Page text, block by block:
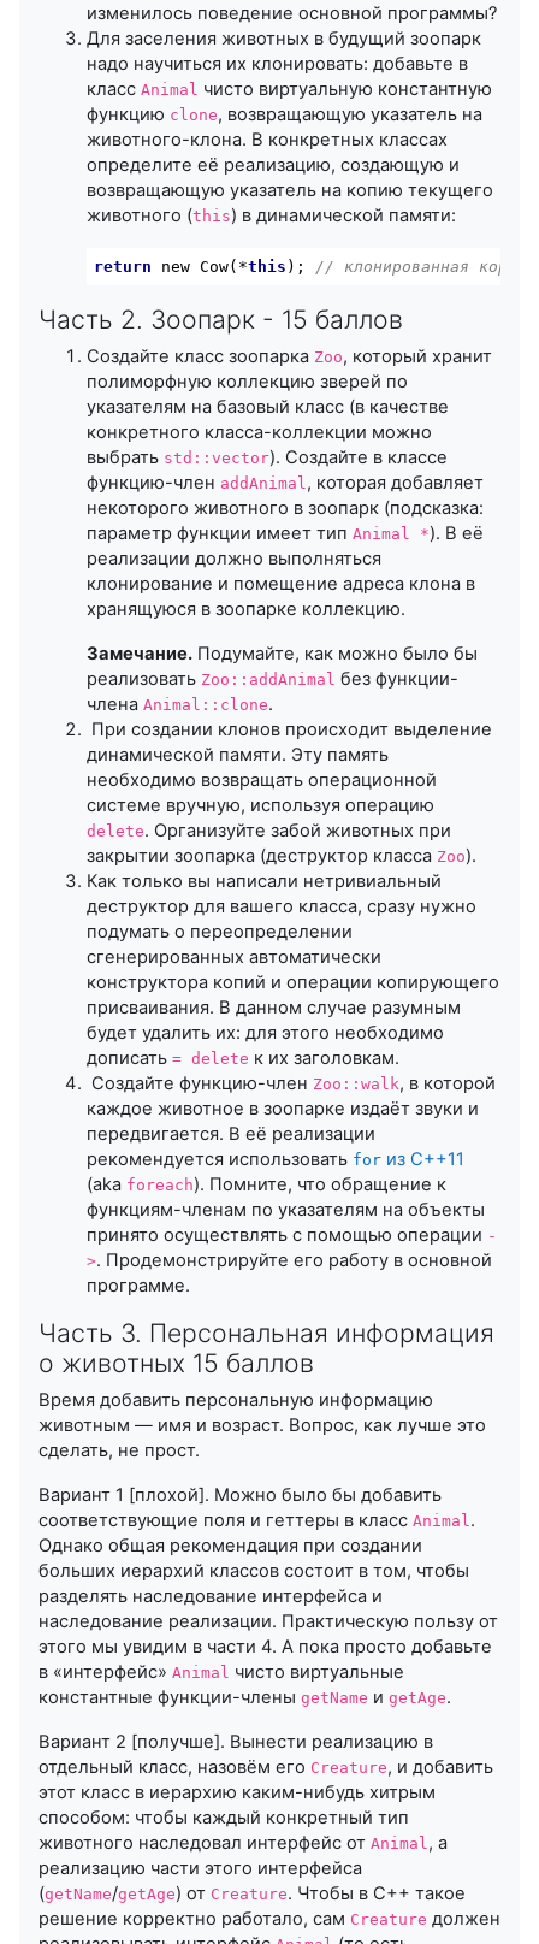
изменилось поведение основной программы?
Для заселения животных в будущий зоопарк
надо научиться их клонировать: добавьте в
класс Animal чисто виртуальную константную
функцию clone, возвращающую указатель на
животного-клона. В конкретных классах
определите её реализацию, создающую и
возвращающую указатель на копию текущего
животного (this) в динамической памяти:
return new Cow(*this ); // клонированная корова
Часть 2. Зоопарк - 15 баллов
Создайте класс зоопарка Zoo, который хранит
полиморфную коллекцию зверей по
указателям на базовый класс (в качестве
конкретного класса-коллекции можно
выбрать std::vector). Создайте в классе
функцию-член addAnimal, которая добавляет
некоторого животного в зоопарк (подсказка:
параметр функции имеет тип Animal *). В её
реализации должно выполняться
клонирование и помещение адреса клона в
хранящуюся в зоопарке коллекцию.
Замечание. Подумайте, как можно было бы
реализовать Zoo::addAnimal без функции-
члена Animal::clone.
При создании клонов происходит выделение
динамической памяти. Эту память
необходимо возвращать операционной
системе вручную, используя операцию
delete. Организуйте забой животных при
закрытии зоопарка (деструктор класса Zoo).
Как только вы написали нетривиальный
деструктор для вашего класса, сразу нужно
подумать о переопределении
сгенерированных автоматически
конструктора копий и операции копирующего
присваивания. В данном случае разумным
будет удалить их: для этого необходимо
дописать = delete к их заголовкам.
Создайте функцию-член Zoo::walk, в которой
каждое животное в зоопарке издаёт звуки и
передвигается. В её реализации
рекомендуется использовать for из C++11
(aka foreach). Помните, что обращение к
функциям-членам по указателям на объекты
принято осуществлять с помощью операции -
>. Продемонстрируйте его работу в основной
программе.
Часть 3. Персональная информация
о животных 15 баллов
Время добавить персональную информацию
животным — имя и возраст. Вопрос, как лучше это
сделать, не прост.
Вариант 1 [плохой]. Можно было бы добавить
соответствующие поля и геттеры в класс Animal.
Однако общая рекомендация при создании
больших иерархий классов состоит в том, чтобы
разделять наследование интерфейса и
наследование реализации. Практическую пользу от
этого мы увидим в части 4. А пока просто добавьте
в «интерфейс» Animal чисто виртуальные
константные функции-члены getName и getAge.
Вариант 2 [получше]. Вынести реализацию в
отдельный класс, назовём его Creature, и добавить
этот класс в иерархию каким-нибудь хитрым
способом: чтобы каждый конкретный тип
животного наследовал интерфейс от Animal, а
реализацию части этого интерфейса
(getName/getAge) от Creature. Чтобы в C++ такое
решение корректно работало, сам Creature должен